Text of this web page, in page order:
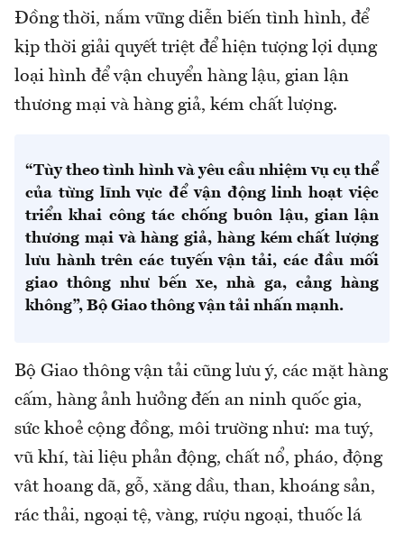
Đồng thời, nắm vững diễn biến tình hình, để
kịp thời giải quyết triệt để hiện tượng lợi dụng
loại hình để vận chuyển hàng lậu, gian lận
thương mại và hàng giả, kém chất lượng.
“Tùy theo tình hình và yêu cầu nhiệm vụ cụ thể
của từng lĩnh vực để vận động linh hoạt việc
triển khai công tác chống buôn lậu, gian lận
thương mại và hàng giả, hàng kém chất lượng
lưu hành trên các tuyến vận tải, các đầu mối
giao thông như bến xe, nhà ga, cảng hàng
không”, Bộ Giao thông vận tải nhấn mạnh.
Bộ Giao thông vận tải cũng lưu ý, các mặt hàng
cấm, hàng ảnh hưởng đến an ninh quốc gia,
sức khoẻ cộng đồng, môi trường như: ma tuý,
vũ khí, tài liệu phản động, chất nổ, pháo, động
vât hoang dã, gỗ, xăng dầu, than, khoáng sản,
rác thải, ngoại tệ, vàng, rượu ngoại, thuốc lá